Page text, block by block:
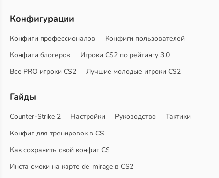
Конфигурации
Конфиги профессионалов
Конфиги пользователей
Конфиги блогеров
Игроки CS2 по рейтингу 3.0
Все PRO игроки CS2
Лучшие молодые игроки CS2
Гайды
Counter-Strike 2 Настройки Руководство
Тактики
Конфиг для тренировок в CS
Как сохранить свой конфиг CS
Инста смоки на карте de_mirage в CS2